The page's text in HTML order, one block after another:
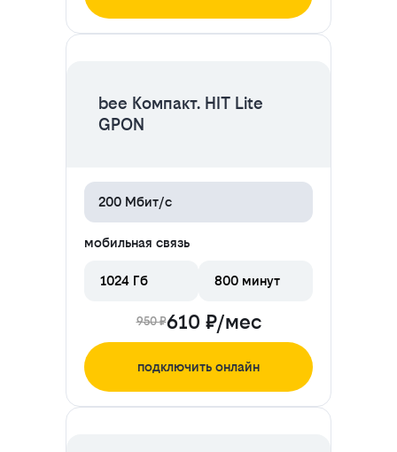
bee Компакт. HIT Lite
GPON
200 Мбит/с
мобильная связь
1024 Гб 800 минут
950 ₽610 ₽/мес
подключить онлайн